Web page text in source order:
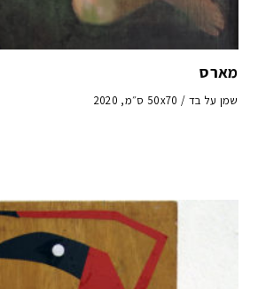
מארס
שמן על בד / 50x70 ס״מ, 2020